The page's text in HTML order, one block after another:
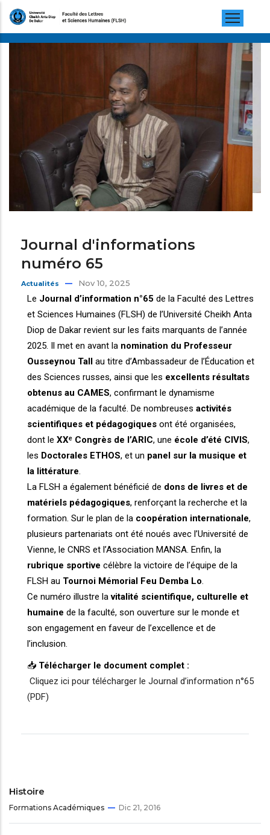
Pasar
Journal d'informations
numéro 65
Actualités Nov 10, 2025
Le Journal d’information n°65 de la Faculté des Lettres
et Sciences Humaines (FLSH) de l’Université Cheikh Anta
Diop de Dakar revient sur les faits marquants de l’année
2025. Il met en avant la nomination du Professeur
Ousseynou Tall au titre d’Ambassadeur de l’Éducation et
des Sciences russes, ainsi que les excellents résultats
obtenus au CAMES, confirmant le dynamisme
académique de la faculté. De nombreuses activités
scientifiques et pédagogiques ont été organisées,
dont le XXᵉ Congrès de l’ARIC, une école d’été CIVIS,
les Doctorales ETHOS, et un panel sur la musique et
la littérature.
La FLSH a également bénéficié de dons de livres et de
matériels pédagogiques, renforçant la recherche et la
formation. Sur le plan de la coopération internationale,
plusieurs partenariats ont été noués avec l’Université de
Vienne, le CNRS et l’Association MANSA. Enfin, la
rubrique sportive célèbre la victoire de l’équipe de la
FLSH au Tournoi Mémorial Feu Demba Lo.
Ce numéro illustre lavitalité scientifique, culturelle et
humaine de la faculté, son ouverture sur le monde et
son engagement en faveur de l’excellence et de
l’inclusion.
📥 Télécharger le document complet :
Cliquez ici pour télécharger le Journal d’information n°65
(PDF)
Histoire
Formations Académiques Dic 21, 2016